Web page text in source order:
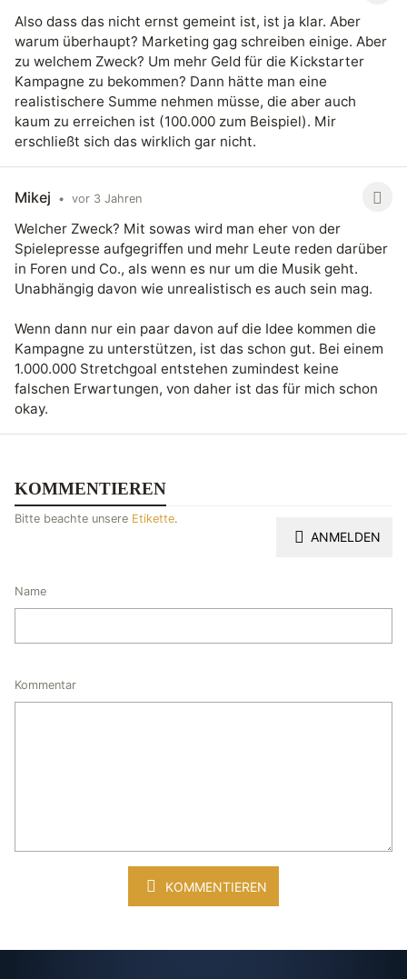
Also dass das nicht ernst gemeint ist, ist ja klar. Aber
warum überhaupt? Marketing gag schreiben einige. Aber
zu welchem Zweck? Um mehr Geld für die Kickstarter
Kampagne zu bekommen? Dann hätte man eine
realistischere Summe nehmen müsse, die aber auch
kaum zu erreichen ist (100.000 zum Beispiel). Mir
erschließt sich das wirklich gar nicht.
Mikej • vor 3 Jahren
Welcher Zweck? Mit sowas wird man eher von der
Spielepresse aufgegriffen und mehr Leute reden darüber
in Foren und Co., als wenn es nur um die Musik geht.
Unabhängig davon wie unrealistisch es auch sein mag.
Wenn dann nur ein paar davon auf die Idee kommen die
Kampagne zu unterstützen, ist das schon gut. Bei einem
1.000.000 Stretchgoal entstehen zumindest keine
falschen Erwartungen, von daher ist das für mich schon
okay.
KOMMENTIEREN
Bitte beachte unsere Etikette.
ANMELDEN
Name
Kommentar
KOMMENTIEREN